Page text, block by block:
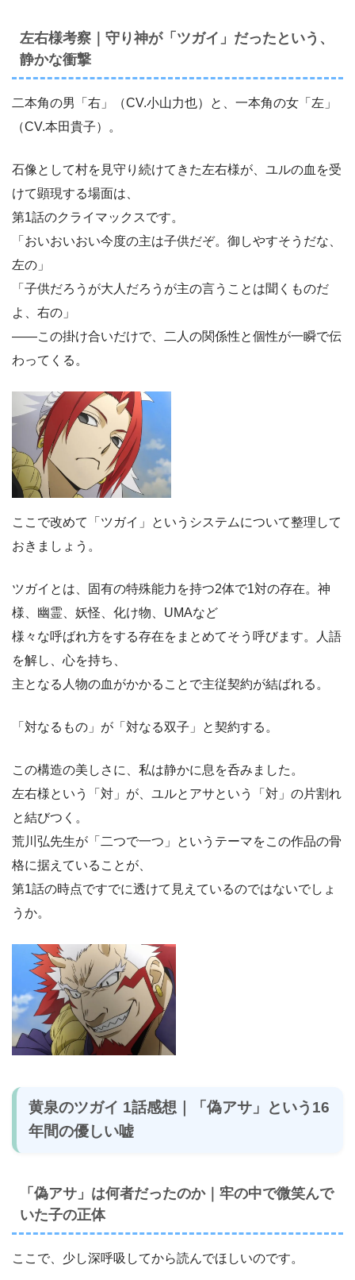
左右様考察｜守り神が「ツガイ」だったという、
静かな衝撃
二本角の男「右」（CV.小山力也）と、一本角の女「左」
（CV.本田貴子）。
石像として村を見守り続けてきた左右様が、ユルの血を受
けて顕現する場面は、
第1話のクライマックスです。
「おいおいおい今度の主は子供だぞ。御しやすそうだな、
左の」
「子供だろうが大人だろうが主の言うことは聞くものだ
よ、右の」
――この掛け合いだけで、二人の関係性と個性が一瞬で伝
わってくる。
ここで改めて「ツガイ」というシステムについて整理して
おきましょう。
ツガイとは、固有の特殊能力を持つ2体で1対の存在。神
様、幽霊、妖怪、化け物、UMAなど
様々な呼ばれ方をする存在をまとめてそう呼びます。人語
を解し、心を持ち、
主となる人物の血がかかることで主従契約が結ばれる。
「対なるもの」が「対なる双子」と契約する。
この構造の美しさに、私は静かに息を呑みました。
左右様という「対」が、ユルとアサという「対」の片割れ
と結びつく。
荒川弘先生が「二つで一つ」というテーマをこの作品の骨
格に据えていることが、
第1話の時点ですでに透けて見えているのではないでしょ
うか。
黄泉のツガイ 1話感想｜「偽アサ」という16
年間の優しい嘘
「偽アサ」は何者だったのか｜牢の中で微笑んで
いた子の正体
ここで、少し深呼吸してから読んでほしいのです。